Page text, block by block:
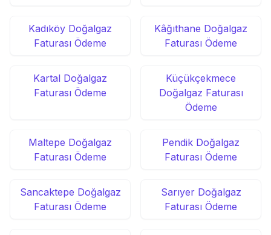
Kadıköy Doğalgaz
Faturası Ödeme
Kâğıthane Doğalgaz
Faturası Ödeme
Kartal Doğalgaz
Faturası Ödeme
Küçükçekmece
Doğalgaz Faturası
Ödeme
Maltepe Doğalgaz
Faturası Ödeme
Pendik Doğalgaz
Faturası Ödeme
Sancaktepe Doğalgaz
Faturası Ödeme
Sarıyer Doğalgaz
Faturası Ödeme